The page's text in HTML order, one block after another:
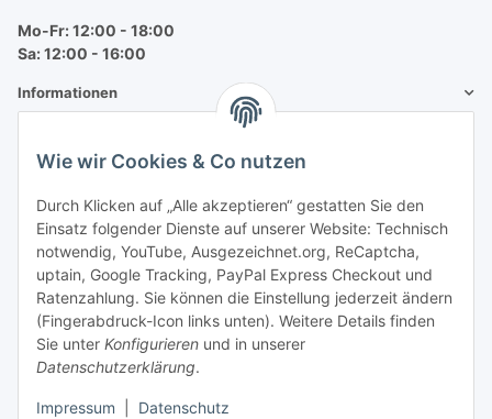
Wie wir Cookies & Co nutzen
Durch Klicken auf „Alle akzeptieren“ gestatten Sie den
Einsatz folgender Dienste auf unserer Website: Technisch
notwendig, YouTube, Ausgezeichnet.org, ReCaptcha,
uptain, Google Tracking, PayPal Express Checkout und
Ratenzahlung. Sie können die Einstellung jederzeit ändern
(Fingerabdruck-Icon links unten). Weitere Details finden
Sie unter Konfigurieren und in unserer
Datenschutzerklärung.
Impressum Datenschutz
Mo-Fr: 12:00 - 18:00
Sa: 12:00 - 16:00
Informationen
Mehr über
Bequem zahlen